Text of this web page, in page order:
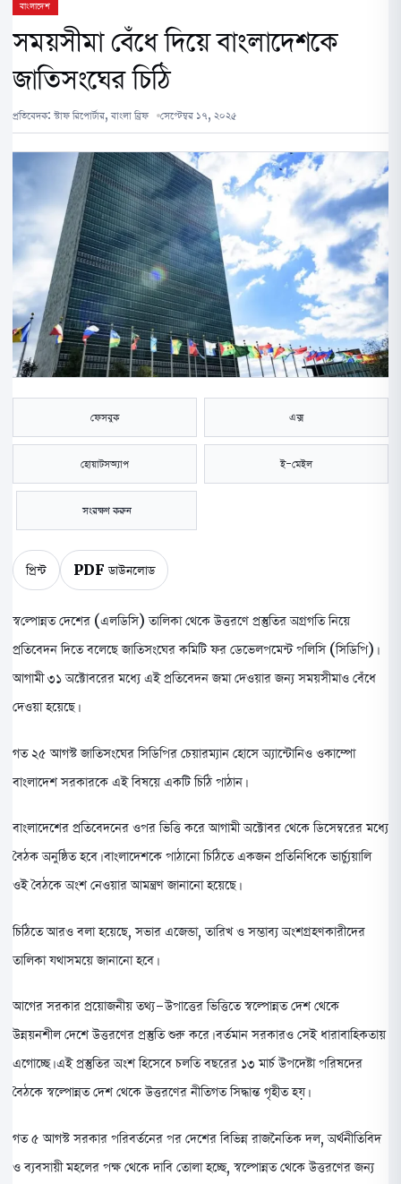
বাংলাদেশ
সময়সীমা বেঁধে দিয়ে বাংলাদেশকে
জাতিসংঘের চিঠি
প্রতিবেদক: স্টাফ রিপোর্টার, বাংলা ব্রিফ সেপ্টেম্বর ১৭, ২০২৫
ফেসবুক এক্স
হোয়াটসঅ্যাপ ই-মেইল
সংরক্ষণ করুন
প্রিন্ট PDF ডাউনলোড
স্বল্পোন্নত দেশের (এলডিসি) তালিকা থেকে উত্তরণে প্রস্তুতির অগ্রগতি নিয়ে
প্রতিবেদন দিতে বলেছে জাতিসংঘের কমিটি ফর ডেভেলপমেন্ট পলিসি (সিডিপি)।
আগামী ৩১ অক্টোবরের মধ্যে এই প্রতিবেদন জমা দেওয়ার জন্য সময়সীমাও বেঁধে
দেওয়া হয়েছে।
গত ২৫ আগস্ট জাতিসংঘের সিডিপির চেয়ারম্যান হোসে অ্যান্টোনিও ওকাম্পো
বাংলাদেশ সরকারকে এই বিষয়ে একটি চিঠি পাঠান।
বাংলাদেশের প্রতিবেদনের ওপর ভিত্তি করে আগামী অক্টোবর থেকে ডিসেম্বরের মধ্যে
বৈঠক অনুষ্ঠিত হবে। বাংলাদেশকে পাঠানো চিঠিতে একজন প্রতিনিধিকে ভার্চ্যুয়ালি
ওই বৈঠকে অংশ নেওয়ার আমন্ত্রণ জানানো হয়েছে।
চিঠিতে আরও বলা হয়েছে, সভার এজেন্ডা, তারিখ ও সম্ভাব্য অংশগ্রহণকারীদের
তালিকা যথাসময়ে জানানো হবে।
আগের সরকার প্রয়োজনীয় তথ্য-উপাত্তের ভিত্তিতে স্বল্পোন্নত দেশ থেকে
উন্নয়নশীল দেশে উত্তরণের প্রস্তুতি শুরু করে। বর্তমান সরকারও সেই ধারাবাহিকতায়
এগোচ্ছে। এই প্রস্তুতির অংশ হিসেবে চলতি বছরের ১৩ মার্চ উপদেষ্টা পরিষদের
বৈঠকে স্বল্পোন্নত দেশ থেকে উত্তরণের নীতিগত সিদ্ধান্ত গৃহীত হয়।
গত ৫ আগস্ট সরকার পরিবর্তনের পর দেশের বিভিন্ন রাজনৈতিক দল, অর্থনীতিবিদ
ও ব্যবসায়ী মহলের পক্ষ থেকে দাবি তোলা হচ্ছে, স্বল্পোন্নত থেকে উত্তরণের জন্য